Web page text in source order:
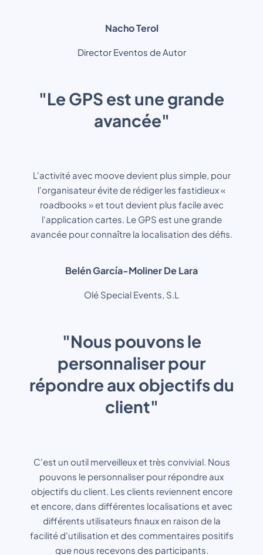
Nacho Terol
Director Eventos de Autor
"Le GPS est une grande
avancée"
L'activité avec moove devient plus simple, pour
l'organisateur évite de rédiger les fastidieux «
roadbooks » et tout devient plus facile avec
l'application cartes. Le GPS est une grande
avancée pour connaître la localisation des défis.
Belén García-Moliner De Lara
Olé Special Events, S.L
"Nous pouvons le
personnaliser pour
répondre aux objectifs du
client"
C'est un outil merveilleux et très convivial. Nous
pouvons le personnaliser pour répondre aux
objectifs du client. Les clients reviennent encore
et encore, dans différentes localisations et avec
différents utilisateurs finaux en raison de la
facilité d'utilisation et des commentaires positifs
que nous recevons des participants.